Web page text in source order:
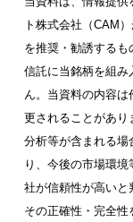
ト株式会社（CAM
を推奨・勧誘する
信託に当銘柄を組み
ん。当資料の内容
更されることがあり
分析等が含まれる場
り、今後の市場環
社が信頼性が高いと
その正確性・完全性